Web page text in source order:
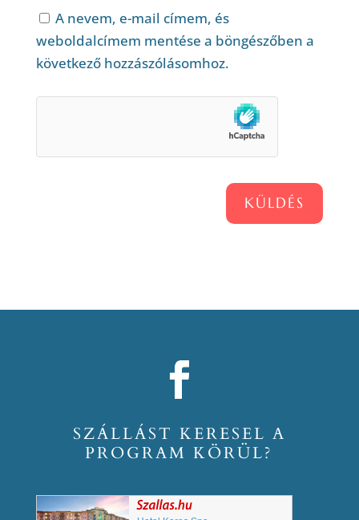
A nevem, e-mail címem, és
weboldalcímem mentése a böngészőben a
következő hozzászólásomhoz.
KÜLDÉS
SZÁLLÁST KERESEL A
PROGRAM KÖRÜL?